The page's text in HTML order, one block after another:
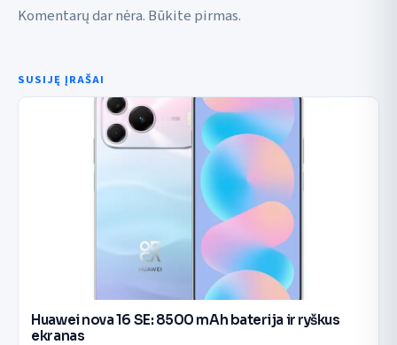
Komentarų dar nėra. Būkite pirmas.
SUSIJĘ ĮRAŠAI
Huawei nova 16 SE: 8500 mAh baterija ir ryškus
ekranas